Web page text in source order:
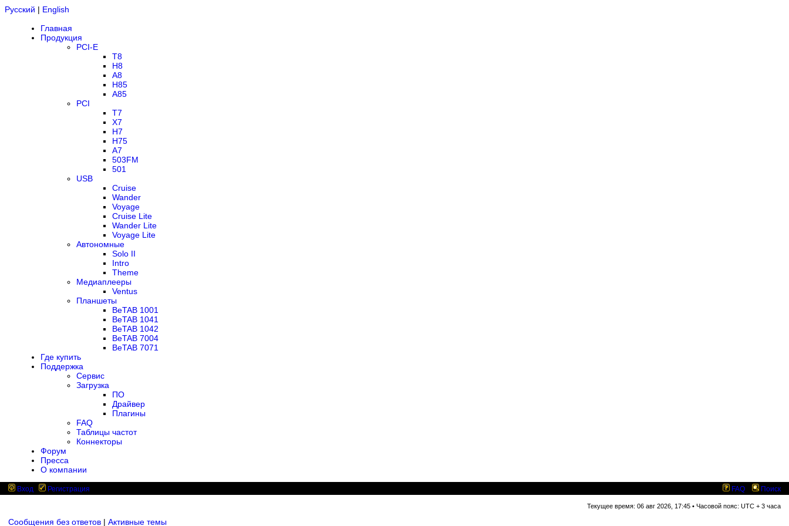
Русский | English
Главная
Продукция
PCI-E
T8
H8
A8
H85
A85
PCI
T7
X7
H7
H75
A7
503FM
501
USB
Cruise
Wander
Voyage
Cruise Lite
Wander Lite
Voyage Lite
Автономные
Solo II
Intro
Theme
Медиаплееры
Ventus
Планшеты
BeTAB 1001
BeTAB 1041
BeTAB 1042
BeTAB 7004
BeTAB 7071
Где купить
Поддержка
Сервис
Загрузка
ПО
Драйвер
Плагины
FAQ
Таблицы частот
Коннекторы
Форум
Пресса
О компании
Вход Регистрация FAQ Поиск
Текущее время: 06 авг 2026, 17:45 • Часовой пояс: UTC + 3 часа
Сообщения без ответов | Активные темы